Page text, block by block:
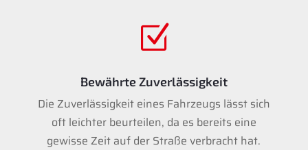
Z
Bewährte Zuverlässigkeit
Die Zuverlässigkeit eines Fahrzeugs lässt sich
oft leichter beurteilen, da es bereits eine
gewisse Zeit auf der Straße verbracht hat.